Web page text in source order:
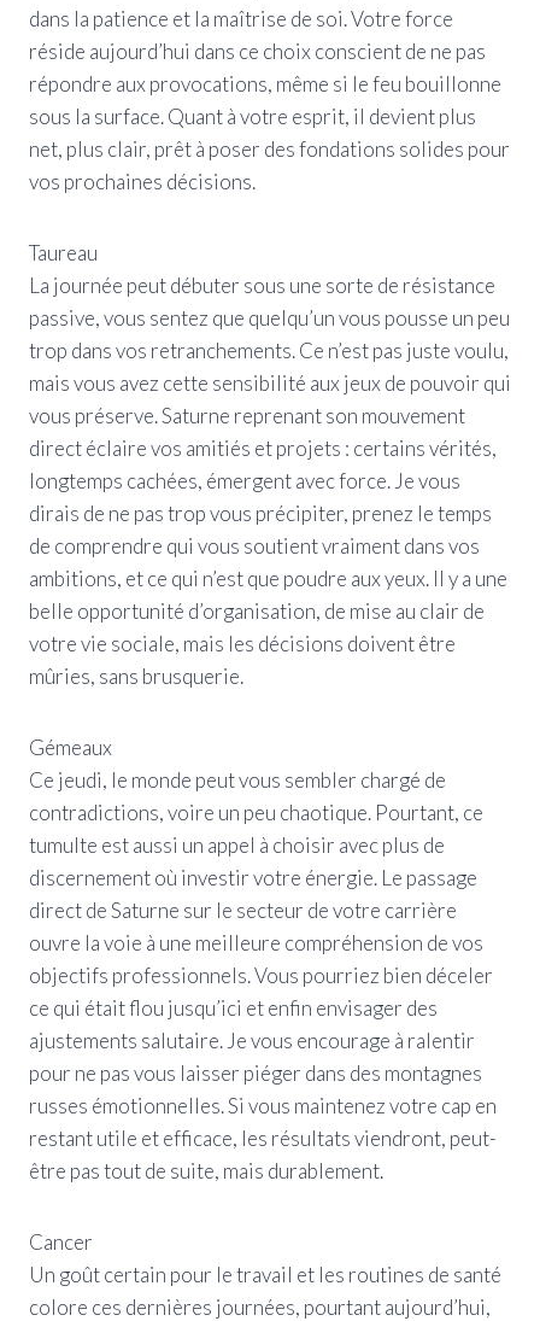
dans la patience et la maîtrise de soi. Votre force
réside aujourd’hui dans ce choix conscient de ne pas
répondre aux provocations, même si le feu bouillonne
sous la surface. Quant à votre esprit, il devient plus
net, plus clair, prêt à poser des fondations solides pour
vos prochaines décisions.
Taureau
La journée peut débuter sous une sorte de résistance
passive, vous sentez que quelqu’un vous pousse un peu
trop dans vos retranchements. Ce n’est pas juste voulu,
mais vous avez cette sensibilité aux jeux de pouvoir qui
vous préserve. Saturne reprenant son mouvement
direct éclaire vos amitiés et projets : certains vérités,
longtemps cachées, émergent avec force. Je vous
dirais de ne pas trop vous précipiter, prenez le temps
de comprendre qui vous soutient vraiment dans vos
ambitions, et ce qui n’est que poudre aux yeux. Il y a une
belle opportunité d’organisation, de mise au clair de
votre vie sociale, mais les décisions doivent être
mûries, sans brusquerie.
Gémeaux
Ce jeudi, le monde peut vous sembler chargé de
contradictions, voire un peu chaotique. Pourtant, ce
tumulte est aussi un appel à choisir avec plus de
discernement où investir votre énergie. Le passage
direct de Saturne sur le secteur de votre carrière
ouvre la voie à une meilleure compréhension de vos
objectifs professionnels. Vous pourriez bien déceler
ce qui était flou jusqu’ici et enfin envisager des
ajustements salutaire. Je vous encourage à ralentir
pour ne pas vous laisser piéger dans des montagnes
russes émotionnelles. Si vous maintenez votre cap en
restant utile et efficace, les résultats viendront, peut-
être pas tout de suite, mais durablement.
Cancer
Un goût certain pour le travail et les routines de santé
colore ces dernières journées, pourtant aujourd’hui,